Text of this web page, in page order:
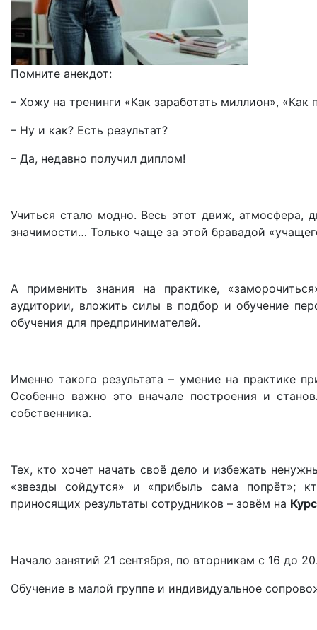
Помните анекдот:
– Хожу на тренинги «Как заработать миллион»,
– Ну и как? Есть результат?
– Да, недавно получил диплом!
Учиться стало модно. Весь этот движ, атмосфера,
значимости… Только чаще за этой бравадой
А применить знания на практике,
аудитории, вложить силы в подбор и обучение
обучения для предпринимателей.
Именно такого результата – умение на практике
Особенно важно это вначале построения и
собственника.
Тех, кто хочет начать своё дело и избежать
«звезды сойдутся» и «прибыль сама попрёт»;
приносящих результаты сотрудников – зовём на
Начало занятий 21 сентября, по вторникам с 16 до
Обучение в малой группе и индивидуальное